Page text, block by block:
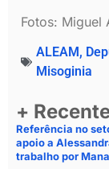
Fotos: Miguel
ALEAM,
Misoginia
+
Referência no
apoio a
trabalho por